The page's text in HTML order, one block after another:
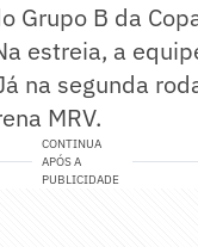
Grupo B da
estreia, a
na segunda
MRV.
CONTINUA
APÓS A
PUBLICIDADE